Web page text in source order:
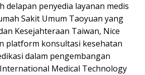
penyedia layanan medis
Sakit Umum Taoyuan yang
Kesejahteraan Taiwan, Nice
platform konsultasi kesehatan
dalam pengembangan
Medical Technology